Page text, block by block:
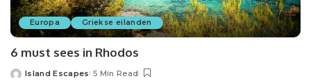
Europa Griekse eilanden
6 must sees in Rhodos
Island Escapes 5 Min Read